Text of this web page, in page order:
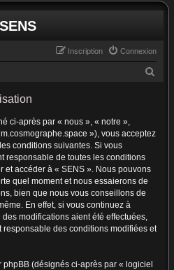
SENS
Connexion
Inscription
ci-après par « nous », « notre »,
»), vous acceptez
conditions suivantes. Si vous
responsable de toutes les conditions
et accéder à « SENS ». Nous pouvons
quel moment et nous essaierons de
bien que nous vous conseillons de
En effet, si vous continuez à
modifications aient été effectuées,
responsable des conditions modifiées et
(désignés ci-après par « logiciel